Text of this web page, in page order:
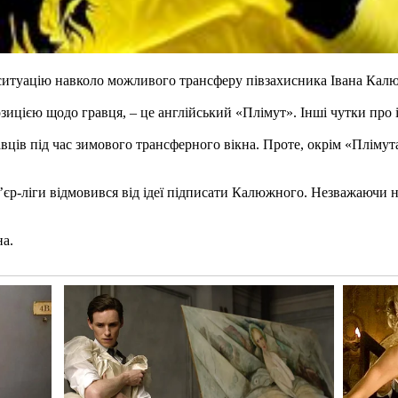
навколо можливого трансферу півзахисника Івана
щодо гравця, – це англійський «Плімут». Інші чутки про
під час зимового трансферного вікна. Проте, окрім
ліги відмовився від ідеї підписати Калюжного.